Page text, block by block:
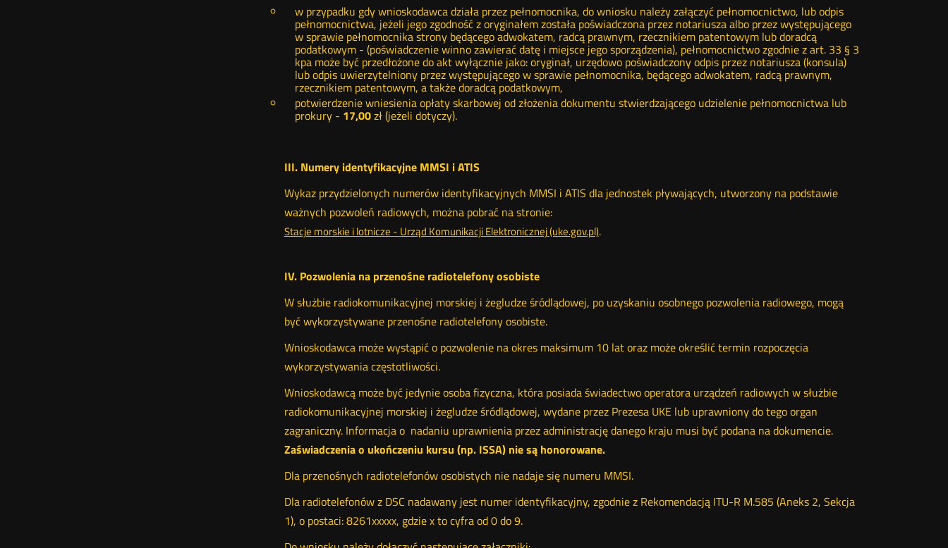
w przypadku gdy wnioskodawca działa przez pełnomocnika, do wniosku należy załączyć pełnomocnictwo, lub odpis
pełnomocnictwa, jeżeli jego zgodność z oryginałem została poświadczona przez notariusza albo przez występującego
w sprawie pełnomocnika strony będącego adwokatem, radcą prawnym, rzecznikiem patentowym lub doradcą
podatkowym - (poświadczenie winno zawierać datę i miejsce jego sporządzenia), pełnomocnictwo zgodnie z art. 33 § 3
kpa może być przedłożone do akt wyłącznie jako: oryginał, urzędowo poświadczony odpis przez notariusza (konsula)
lub odpis uwierzytelniony przez występującego w sprawie pełnomocnika, będącego adwokatem, radcą prawnym,
rzecznikiem patentowym, a także doradcą podatkowym,
potwierdzenie wniesienia opłaty skarbowej od złożenia dokumentu stwierdzającego udzielenie pełnomocnictwa lub
prokury - 17,00zł (jeżeli dotyczy).
III. Numery identyfikacyjne MMSI i ATIS
Wykaz przydzielonych numerów identyfikacyjnych MMSI i ATIS dla jednostek pływających, utworzony na podstawie
ważnych pozwoleń radiowych, można pobrać na stronie:
Stacje morskie i lotnicze - Urząd Komunikacji Elektronicznej (uke.gov.pl).
IV. Pozwolenia na przenośne radiotelefony osobiste
W służbie radiokomunikacyjnej morskiej i żegludze śródlądowej, po uzyskaniu osobnego pozwolenia radiowego, mogą
być wykorzystywane przenośne radiotelefony osobiste.
Wnioskodawca może wystąpić o pozwolenie na okres maksimum 10 lat oraz może określić termin rozpoczęcia
wykorzystywania częstotliwości.
Wnioskodawcą może być jedynie osoba fizyczna, która posiada świadectwo operatora urządzeń radiowych w służbie
radiokomunikacyjnej morskiej i żegludze śródlądowej, wydane przez Prezesa UKE lub uprawniony do tego organ
zagraniczny. Informacja o nadaniu uprawnienia przez administrację danego kraju musi być podana na dokumencie.
Zaświadczenia o ukończeniu kursu (np. ISSA) nie są honorowane.
Dla przenośnych radiotelefonów osobistych nie nadaje się numeru MMSI.
Dla radiotelefonów z DSC nadawany jest numer identyfikacyjny, zgodnie z Rekomendacją ITU-R M.585 (Aneks 2, Sekcja
1), o postaci: 8261xxxxx, gdzie x to cyfra od 0 do 9.